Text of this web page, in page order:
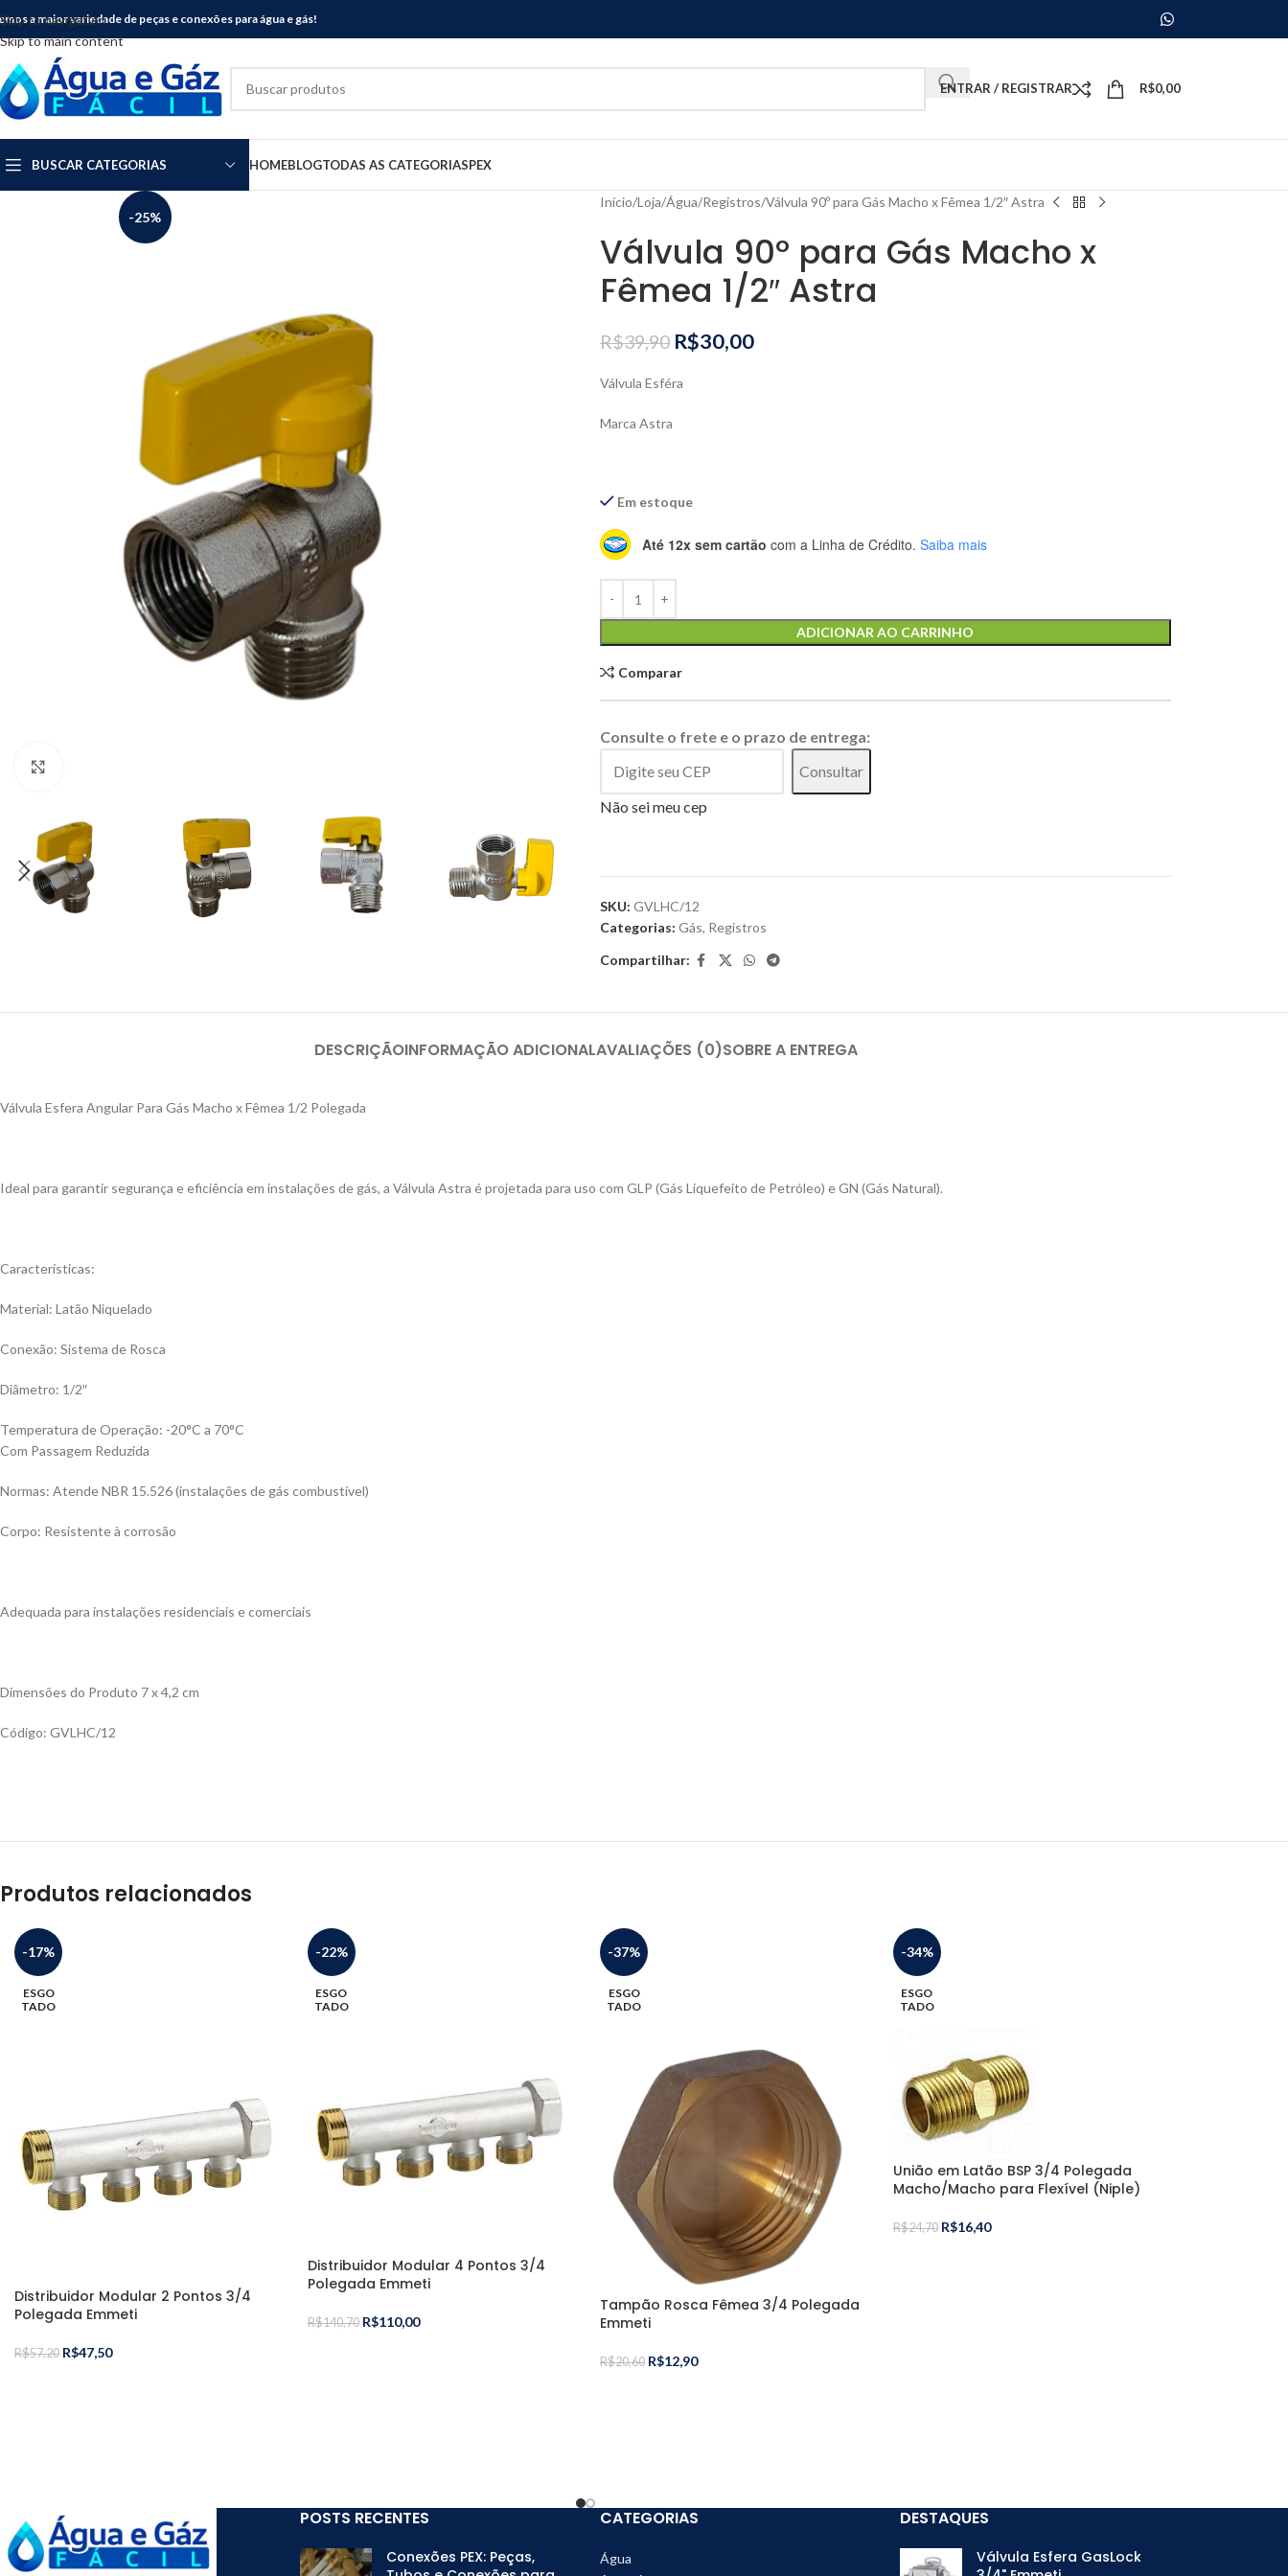
Skip to navigation
Skip to main content
a maior variedade de peças e conexões para água e gás!
ENTRAR / REGISTRAR R$0,00
BUSCAR CATEGORIAS HOMEBLOGTODAS AS CATEGORIASPEX
-25%
Início Loja Água Registros Válvula 90º para Gás Macho x Fêmea 1/2″ Astra
Válvula 90º para Gás Macho x
Fêmea 1/2″ Astra
R$39,90 R$30,00
Válvula Esféra
Marca Astra
Em estoque
Até 12x sem cartão com a Linha de Crédito. Saiba mais
ADICIONAR AO CARRINHO
Comparar
Consulte o frete e o prazo de entrega:
Consultar
Não sei meu cep
SKU: GVLHC/12
Categorias: Gás, Registros
Compartilhar:
DESCRIÇÃOINFORMAÇÃO ADICIONALAVALIAÇÕES (0)SOBRE A ENTREGA
Válvula Esfera Angular Para Gás Macho x Fêmea 1/2 Polegada
Ideal para garantir segurança e eficiência em instalações de gás, a Válvula Astra é projetada para uso com GLP (Gás Liquefeito de Petróleo) e GN (Gás Natural).
Características:
Material: Latão Niquelado
Conexão: Sistema de Rosca
Diâmetro: 1/2″
Temperatura de Operação: -20°C a 70°C
Com Passagem Reduzida
Normas: Atende NBR 15.526 (instalações de gás combustível)
Corpo: Resistente à corrosão
Adequada para instalações residenciais e comerciais
Dimensões do Produto 7 x 4,2 cm
Código: GVLHC/12
Produtos relacionados
-17%
ESGO
TADO
Distribuidor Modular 2 Pontos 3/4
Polegada Emmeti
R$57,20 R$47,50
-22%
ESGO
TADO
Distribuidor Modular 4 Pontos 3/4
Polegada Emmeti
R$140,70 R$110,00
-37%
ESGO
TADO
Tampão Rosca Fêmea 3/4 Polegada
Emmeti
R$20,60 R$12,90
-34%
ESGO
TADO
União em Latão BSP 3/4 Polegada
Macho/Macho para Flexível (Niple)
R$24,70 R$16,40
POSTS RECENTES
Conexões PEX: Peças,
CATEGORIAS
Água
DESTAQUES
Válvula Esfera GasLock